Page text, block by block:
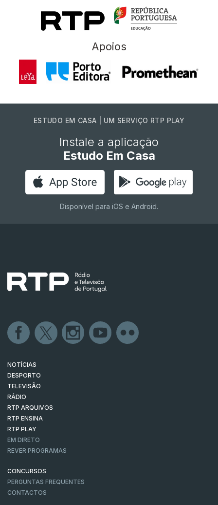
Apoios
ESTUDO EM CASA | UM SERVIÇO RTP PLAY
Instale a aplicação
Estudo Em Casa
Disponível para iOS e Android.
NOTÍCIAS
DESPORTO
TELEVISÃO
RÁDIO
RTP ARQUIVOS
RTP ENSINA
RTP PLAY
EM DIRETO
REVER PROGRAMAS
CONCURSOS
PERGUNTAS FREQUENTES
CONTACTOS